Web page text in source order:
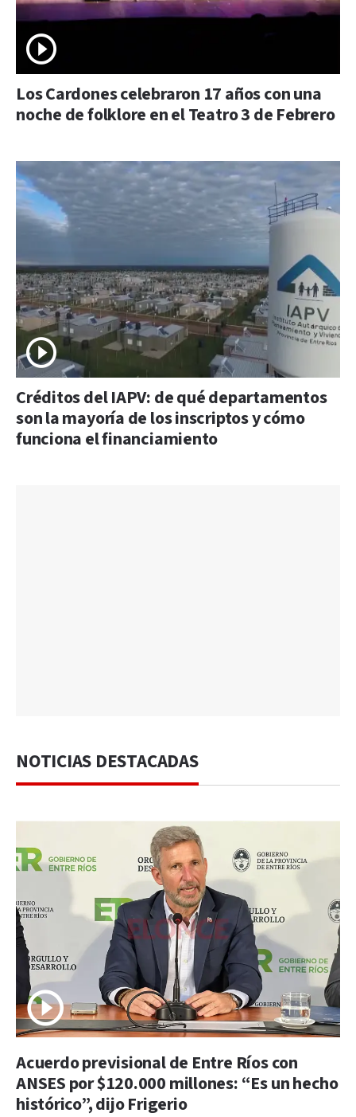
Los Cardones celebraron 17 años con una
noche de folklore en el Teatro 3 de Febrero
Créditos del IAPV: de qué departamentos
son la mayoría de los inscriptos y cómo
funciona el financiamiento
NOTICIAS DESTACADAS
Acuerdo previsional de Entre Ríos con
ANSES por $120.000 millones: “Es un hecho
histórico”, dijo Frigerio